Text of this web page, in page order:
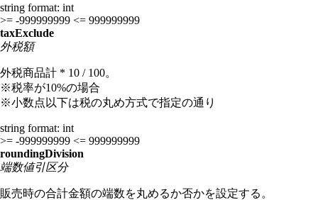
string format: int
>= -999999999 <= 999999999
taxExclude
外税額
外税商品計 * 10 / 100。
※税率が10%の場合
※小数点以下は税の丸め方式で指定の通り
string format: int
>= -999999999 <= 999999999
roundingDivision
端数値引区分
販売時の合計金額の端数を丸めるか否かを設定する。